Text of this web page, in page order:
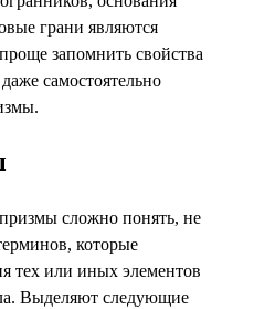
грани являются
запомнить свойства
самостоятельно
призмы сложно понять, не
которые
тех или иных элементов
Выделяют следующие